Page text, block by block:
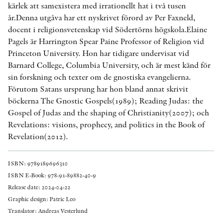
kärlek att samexistera med irrationellt hat i två tusen
år.Denna utgåva har ett nyskrivet förord av Per Faxneld,
docent i religionsvetenskap vid Södertörns högskola.Elaine
Pagels är Harrington Spear Paine Professor of Religion vid
Princeton University. Hon har tidigare undervisat vid
Barnard College, Columbia University, och är mest känd för
sin forskning och texter om de gnostiska evangelierna.
Förutom Satans ursprung har hon bland annat skrivit
böckerna The Gnostic Gospels(1989); Reading Judas: the
Gospel of Judas and the shaping of Christianity(2007); och
Revelations: visions, prophecy, and politics in the Book of
Revelation(2012).
ISBN: 9789189696310
ISBN E-Book: 978-91-89882-40-9
Release date: 2024-04-22
Graphic design: Patric Leo
Translator: Andreas Vesterlund